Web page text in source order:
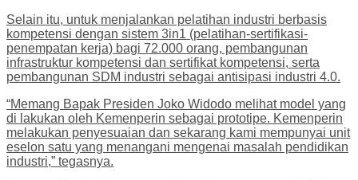
Selain itu, untuk menjalankan pelatihan industri berbasis
kompetensi dengan sistem 3in1 (pelatihan-sertifikasi-
penempatan kerja) bagi 72.000 orang, pembangunan
infrastruktur kompetensi dan sertifikat kompetensi, serta
pembangunan SDM industri sebagai antisipasi industri 4.0.
“Memang Bapak Presiden Joko Widodo melihat model yang
di lakukan oleh Kemenperin sebagai prototipe. Kemenperin
melakukan penyesuaian dan sekarang kami mempunyai unit
eselon satu yang menangani mengenai masalah pendidikan
industri,” tegasnya.